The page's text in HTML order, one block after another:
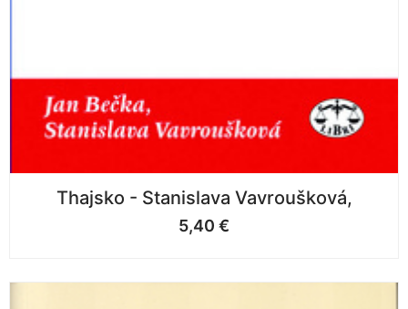
Thajsko - Stanislava Vavroušková,
5,40 €